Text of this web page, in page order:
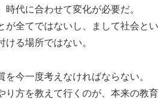
時代に合わせて変化が必要だ。
が全てではないし、まして社会とい
ける場所ではない。
を今一度考えなければならない。
り方を教えて行くのが、本来の教育